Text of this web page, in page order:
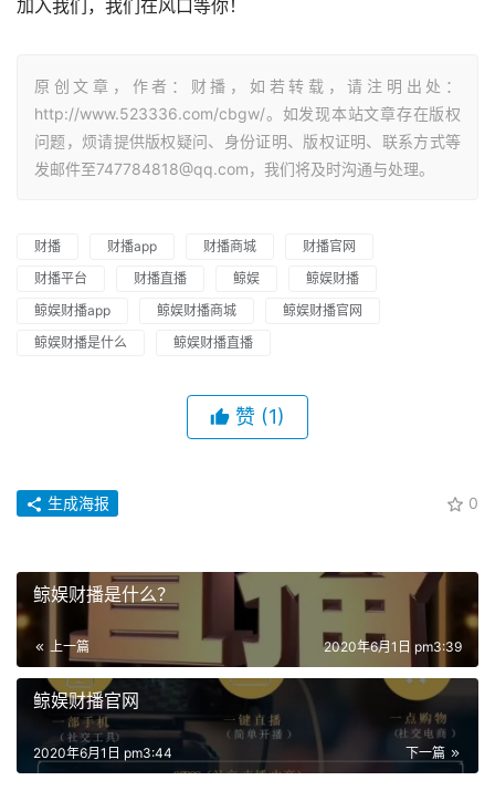
加入我们，我们在风口等你！
原创文章，作者：财播，如若转载，请注明出处：
http://www.523336.com/cbgw/。如发现本站文章存在版权
问题，烦请提供版权疑问、身份证明、版权证明、联系方式等
发邮件至747784818@qq.com，我们将及时沟通与处理。
财播 财播app 财播商城
财播官网
财播平台
财播直播 鲸娱
鲸娱财播
鲸娱财播app
鲸娱财播商城
鲸娱财播官网
鲸娱财播是什么
鲸娱财播直播
赞 (1)
0
生成海报
鲸娱财播是什么？
上一篇 2020年6月1日 pm3:39
鲸娱财播官网
下一篇
2020年6月1日 pm3:44